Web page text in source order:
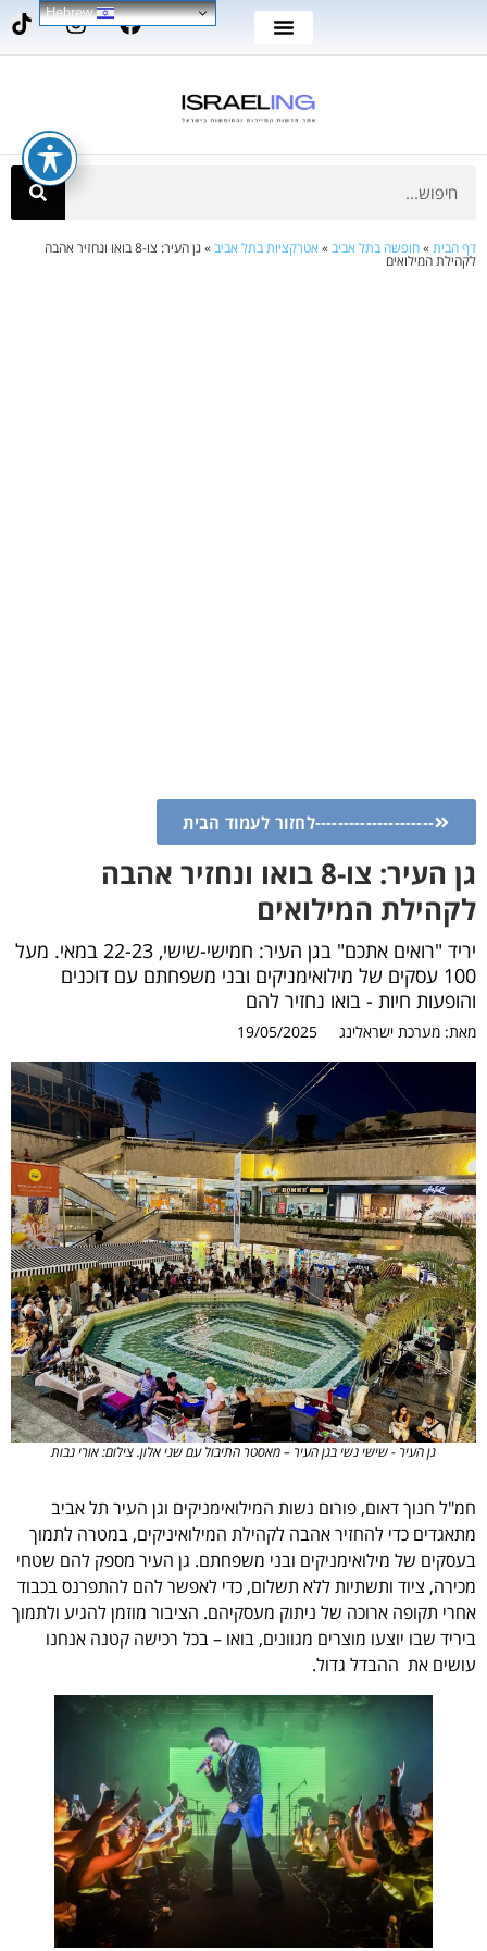
דף הבית»חופשה בתל אביב» אטרקציות בתל אביב» גן העיר: צו-8 בואו ונחזיר אהבה
לקהילת המילואים
---------------------לחזור לעמוד הבית
גן העיר: צו-8 בואו ונחזיר אהבה
לקהילת המילואים
יריד "רואים אתכם" בגן העיר: חמישי-שישי, 22-23 במאי. מעל
100 עסקים של מילואימניקים ובני משפחתם עם דוכנים
והופעות חיות - בואו נחזיר להם
מאת: מערכת ישראלינג 19/05/2025
גן העיר - שישי נשי בגן העיר – מאסטר התיבול עם שני אלון. צילום: אורי נבות
חמ"ל חנוך דאום, פורום נשות המילואימניקים וגן העיר תל אביב
מתאגדים כדי להחזיר אהבה לקהילת המילואיניקים, במטרה לתמוך
בעסקים של מילואימניקים ובני משפחתם. גן העיר מספק להם שטחי
מכירה, ציוד ותשתיות ללא תשלום, כדי לאפשר להם להתפרנס בכבוד
אחרי תקופה ארוכה של ניתוק מעסקיהם. הציבור מוזמן להגיע ולתמוך
ביריד שבו יוצעו מוצרים מגוונים, בואו – בכל רכישה קטנה אנחנו
עושים את ההבדל גדול.
Hebrew